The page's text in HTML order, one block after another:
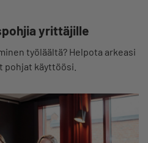
yrittäjille
työläältä? Helpota arkeasi
pohjat käyttöösi.